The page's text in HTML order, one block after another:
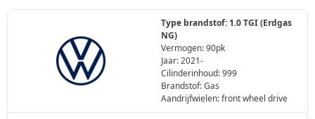
Type brandstof: 1.0 TGI (Erdgas
NG)
Vermogen: 90pk
Jaar: 2021-
Cilinderinhoud: 999
Brandstof: Gas
Aandrijfwielen: front wheel drive